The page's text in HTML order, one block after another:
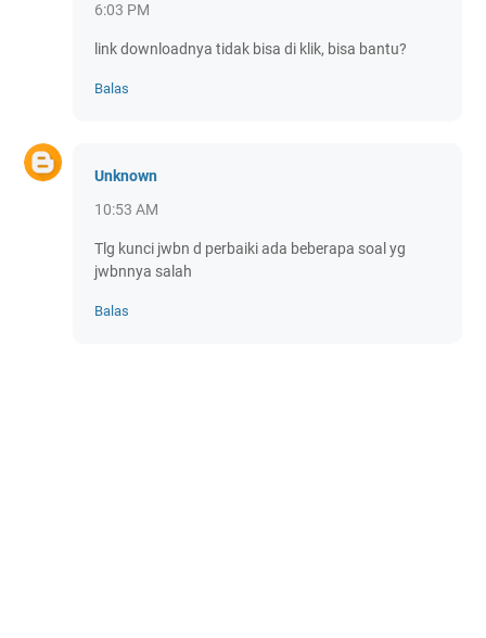
6:03 PM
link downloadnya tidak bisa di klik, bisa bantu?
Balas
Unknown
10:53 AM
Tlg kunci jwbn d perbaiki ada beberapa soal yg
jwbnnya salah
Balas